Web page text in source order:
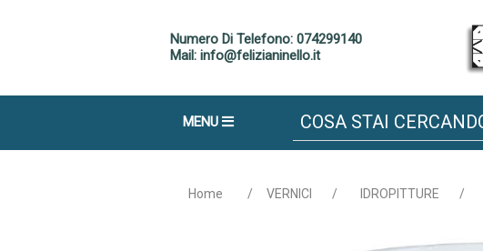
Numero Di Telefono: 074299140
Mail: info@felizianinello.it
MENU
Home / VERNICI / IDROPITTURE /